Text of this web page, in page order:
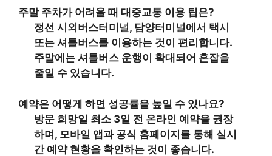
주말 주차가 어려울 때 대중교통 이용 팁은?
정선 시외버스터미널, 담양터미널에서 택시
또는 셔틀버스를 이용하는 것이 편리합니다.
주말에는 셔틀버스 운행이 확대되어 혼잡을
줄일 수 있습니다.
예약은 어떻게 하면 성공률을 높일 수 있나요?
방문 희망일 최소 3일 전 온라인 예약을 권장
하며, 모바일 앱과 공식 홈페이지를 통해 실시
간 예약 현황을 확인하는 것이 좋습니다.